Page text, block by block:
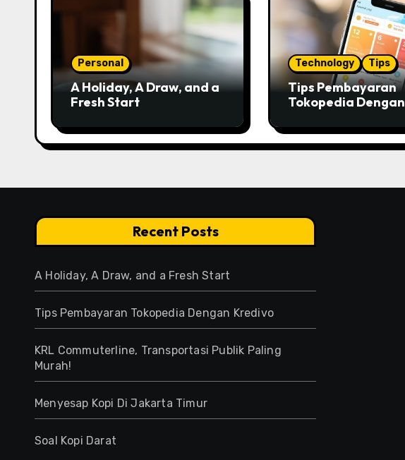
Personal
A Holiday, A Draw, and a
Fresh Start
Technology Tips
Tips Pembayaran
Tokopedia Dengan
Recent Posts
A Holiday, A Draw, and a Fresh Start
Tips Pembayaran Tokopedia Dengan Kredivo
KRL Commuterline, Transportasi Publik Paling
Murah!
Menyesap Kopi Di Jakarta Timur
Soal Kopi Darat